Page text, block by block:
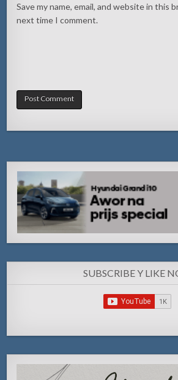
Save my name, email, and website in this
next time I comment.
SUBSCRIBE Y LIKE